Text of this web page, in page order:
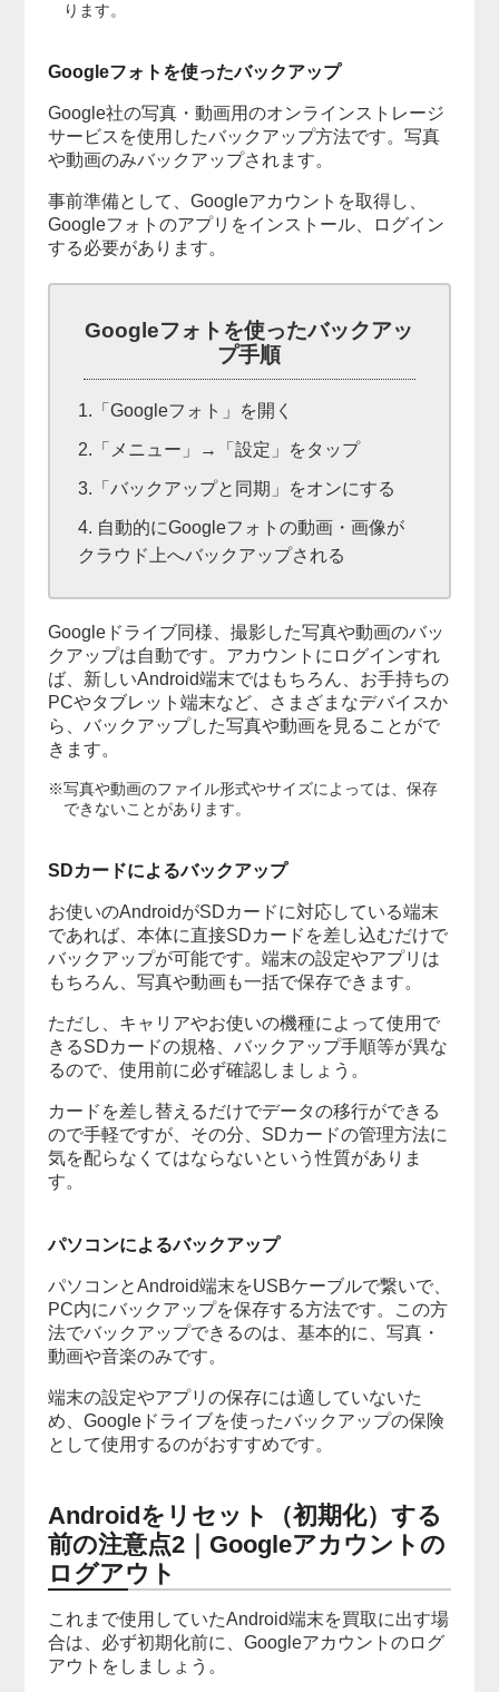
ります。
Googleフォトを使ったバックアップ
Google社の写真・動画用のオンラインストレージ
サービスを使用したバックアップ方法です。写真
や動画のみバックアップされます。
事前準備として、Googleアカウントを取得し、
Googleフォトのアプリをインストール、ログイン
する必要があります。
Googleフォトを使ったバックアッ
プ手順
1.「Googleフォト」を開く
2.「メニュー」→「設定」をタップ
3.「バックアップと同期」をオンにする
4. 自動的にGoogleフォトの動画・画像が
クラウド上へバックアップされる
Googleドライブ同様、撮影した写真や動画のバッ
クアップは自動です。アカウントにログインすれ
ば、新しいAndroid端末ではもちろん、お手持ちの
PCやタブレット端末など、さまざまなデバイスか
ら、バックアップした写真や動画を見ることがで
きます。
※写真や動画のファイル形式やサイズによっては、保存
できないことがあります。
SDカードによるバックアップ
お使いのAndroidがSDカードに対応している端末
であれば、本体に直接SDカードを差し込むだけで
バックアップが可能です。端末の設定やアプリは
もちろん、写真や動画も一括で保存できます。
ただし、キャリアやお使いの機種によって使用で
きるSDカードの規格、バックアップ手順等が異な
るので、使用前に必ず確認しましょう。
カードを差し替えるだけでデータの移行ができる
ので手軽ですが、その分、SDカードの管理方法に
気を配らなくてはならないという性質がありま
す。
パソコンによるバックアップ
パソコンとAndroid端末をUSBケーブルで繋いで、
PC内にバックアップを保存する方法です。この方
法でバックアップできるのは、基本的に、写真・
動画や音楽のみです。
端末の設定やアプリの保存には適していないた
め、Googleドライブを使ったバックアップの保険
として使用するのがおすすめです。
Androidをリセット（初期化）する
前の注意点2｜Googleアカウントの
ログアウト
これまで使用していたAndroid端末を買取に出す場
合は、必ず初期化前に、Googleアカウントのログ
アウトをしましょう。